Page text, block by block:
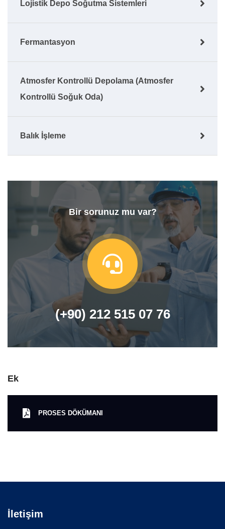
Lojistik Depo Soğutma Sistemleri
Fermantasyon
Atmosfer Kontrollü Depolama (Atmosfer
Kontrollü Soğuk Oda)
Balık İşleme
Bir sorunuz mu var?
(+90) 212 515 07 76
Ek
PROSES DÖKÜMANI
İletişim